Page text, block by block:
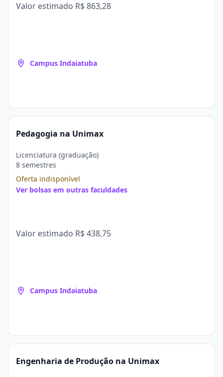
Valor estimado R$ 863,28
Campus Indaiatuba
Pedagogia na Unimax
Licenciatura (graduação)
8 semestres
Oferta indisponível
Ver bolsas em outras faculdades
Valor estimado R$ 438,75
Campus Indaiatuba
Engenharia de Produção na Unimax